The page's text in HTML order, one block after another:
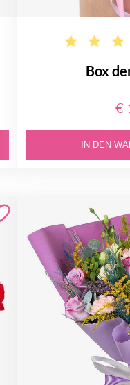
Box
€
IN DEN